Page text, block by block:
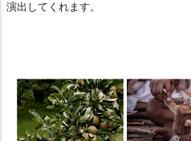
演出してくれます。